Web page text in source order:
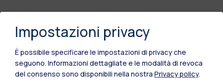
Impostazioni privacy
È possibile specificare le impostazioni di privacy che
seguono. Informazioni dettagliate e le modalità di revoca
del consenso sono disponibili nella nostra Privacy policy.